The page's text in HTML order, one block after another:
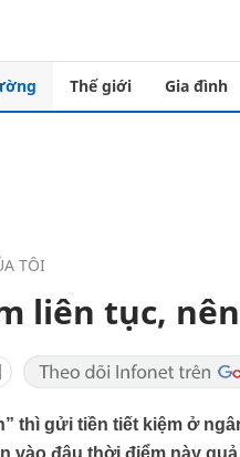
Thế giới Gia đình
TÔI
liên tục,
thì gửi tiền tiết kiệm ở
vào đâu thời điểm này